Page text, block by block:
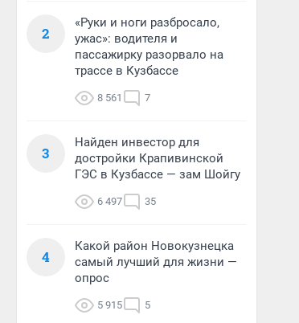
2
«Руки и ноги разбросало,
ужас»: водителя и
пассажирку разорвало на
трассе в Кузбассе
8 561 7
3
Найден инвестор для
достройки Крапивинской
ГЭС в Кузбассе — зам Шойгу
6 497 35
4
Какой район Новокузнецка
самый лучший для жизни —
опрос
5 915 5